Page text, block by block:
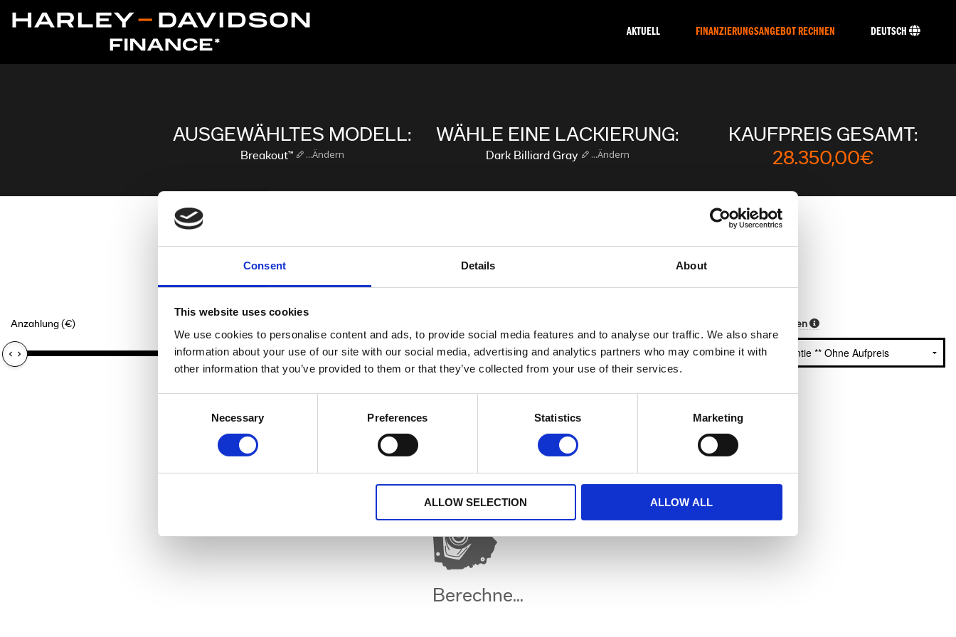
Consent Details About
This website uses cookies
We use cookies to personalise content and ads, to provide social media features and to analyse our traffic. We also share
information about your use of our site with our social media, advertising and analytics partners who may combine it with
other information that you’ve provided to them or that they’ve collected from your use of their services.
Necessary Preferences Statistics Marketing
ALLOW SELECTION ALLOW ALL
AKTUELL FINANZIERUNGSANGEBOT RECHNEN DEUTSCH
AUSGEWÄHLTES MODELL:
Breakout™ ...Ändern
WÄHLE EINE LACKIERUNG:
Dark Billiard Gray ...Ändern
KAUFPREIS GESAMT:
28.350,00€
FINANZIERUNGSANGEBOT BERECHNEN
Anzahlung (€) Garantieoptionen
Berechne...